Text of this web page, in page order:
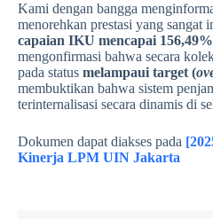
Kami dengan bangga
menorehkan prestasi yang sangat
capaian IKU mencapai 156,49%
mengonfirmasi bahwa secara
pada status melampaui target (
membuktikan bahwa sistem
terinternalisasi secara dinamis di
Dokumen dapat diakses pada
Kinerja LPM UIN Jakarta